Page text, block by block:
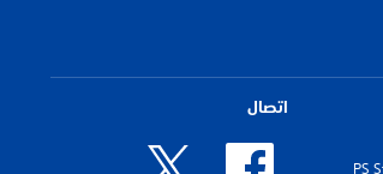
اتصال